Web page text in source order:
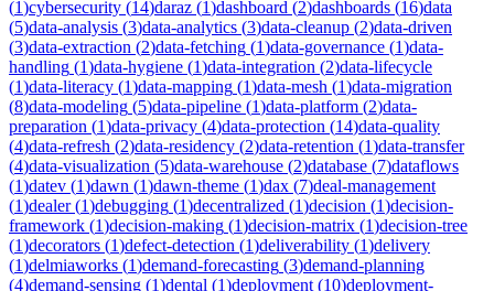
(1)cybersecurity (14)daraz (1)dashboard (2)dashboards (16)data
(5)data-analysis (3)data-analytics (3)data-cleanup (2)data-driven
(3)data-extraction (2)data-fetching (1)data-governance (1)data-
handling (1)data-hygiene (1)data-integration (2)data-lifecycle
(1)data-literacy (1)data-mapping (1)data-mesh (1)data-migration
(8)data-modeling (5)data-pipeline (1)data-platform (2)data-
preparation (1)data-privacy (4)data-protection (14)data-quality
(4)data-refresh (2)data-residency (2)data-retention (1)data-transfer
(4)data-visualization (5)data-warehouse (2)database (7)dataflows
(1)datev (1)dawn (1)dawn-theme (1)dax (7)deal-management
(1)dealer(1)debugging (1)decentralized (1)decision (1)decision-
framework (1)decision-making (1)decision-matrix (1)decision-tree
(1)decorators (1)defect-detection (1)deliverability (1)delivery
(1)delmiaworks (1)demand-forecasting (3)demand-planning
(4)demand-sensing (1)dental (1)deployment (10)deployment-